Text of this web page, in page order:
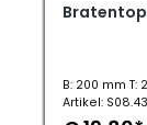
B: 200 mm T:
Artikel: